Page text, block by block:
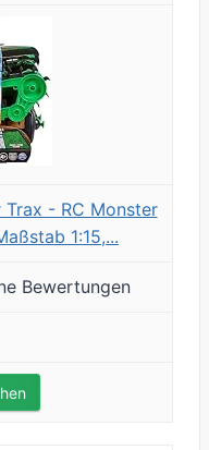
- RC Monster
1:15,...
Bewertungen